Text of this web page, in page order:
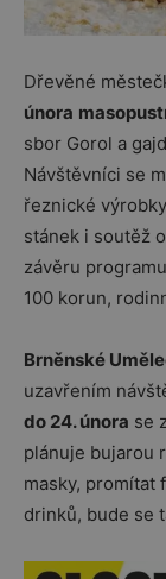
Dřevěné
února
sbor Gorol a
Návštěvníci se
řeznické
stánek i soutěž
závěru
100 korun,
Brněnské
uzavřením
do 24. února se
plánuje bujarou
masky, promítat
drinků, bude se